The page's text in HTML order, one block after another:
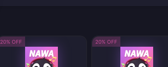
20% OFF 20% OFF